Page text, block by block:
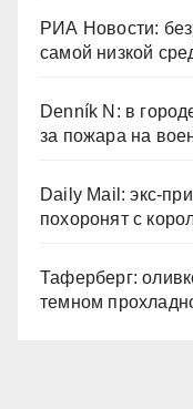
РИА Новости:
самой низкой
Denník N: в
за пожара на
Daily Mail: экс-
похоронят с
Таферберг:
темном